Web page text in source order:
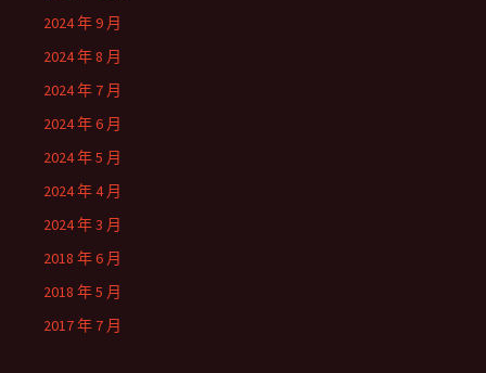
2024 年 9 月
2024 年 8 月
2024 年 7 月
2024 年 6 月
2024 年 5 月
2024 年 4 月
2024 年 3 月
2018 年 6 月
2018 年 5 月
2017 年 7 月